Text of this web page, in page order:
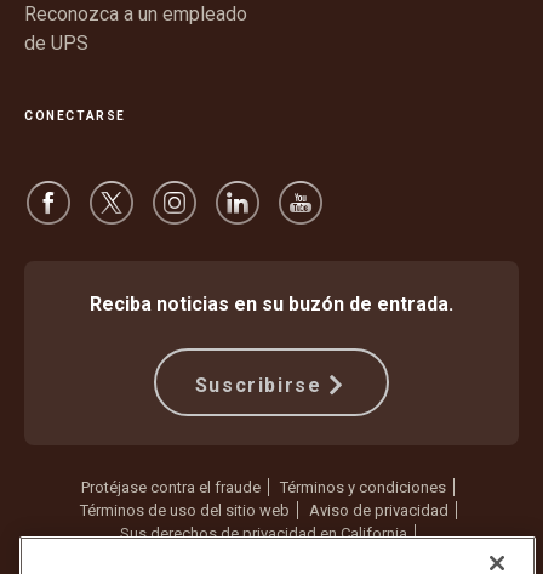
Reconozca a un empleado
de UPS
CONECTARSE
Reciba noticias en su buzón de entrada.
Suscribirse
Protéjase contra el fraude
Términos y condiciones
Términos de uso del sitio web
Aviso de privacidad
Sus derechos de privacidad en California